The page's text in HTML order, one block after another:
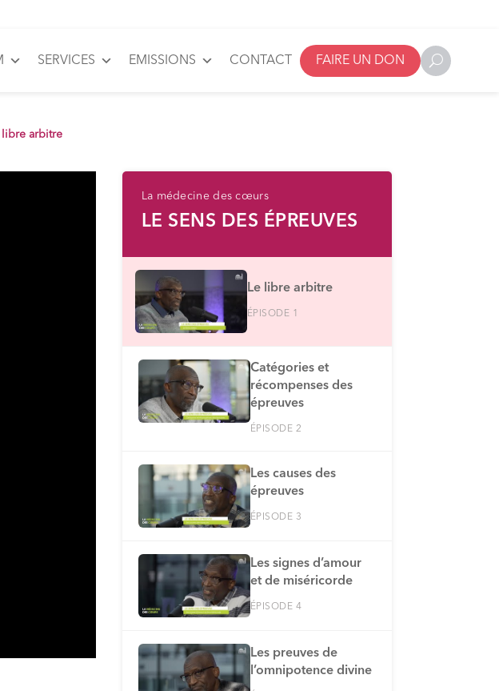
SERVICES EMISSIONS CONTACT FAIRE UN DON
libre arbitre
La médecine des cœurs
LE SENS DES ÉPREUVES
Le libre arbitre
ÉPISODE 1
Catégories et
récompenses des
épreuves
ÉPISODE 2
Les causes des
épreuves
ÉPISODE 3
Les signes d’amour
et de miséricorde
ÉPISODE 4
Les preuves de
l’omnipotence divine